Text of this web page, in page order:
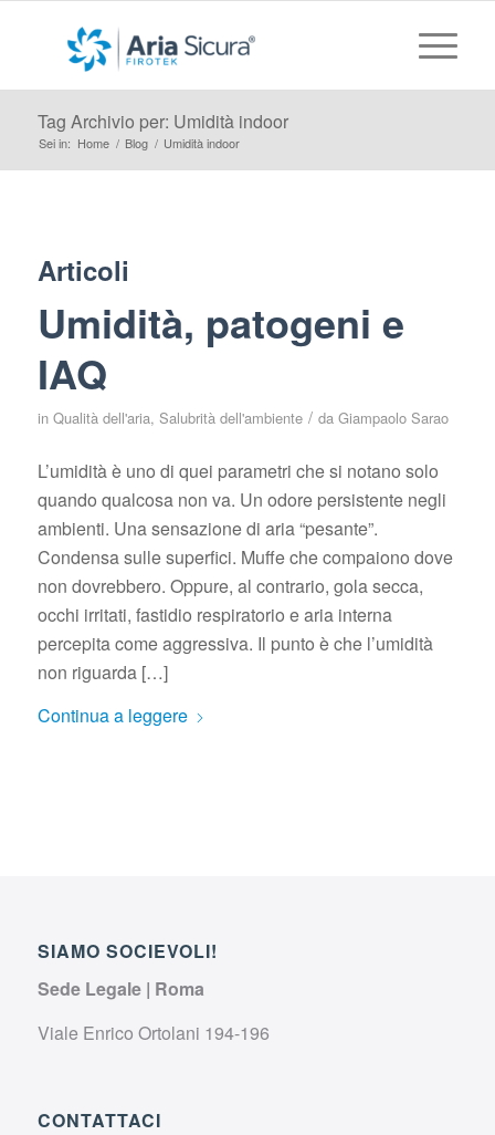
Tag Archivio per: Umidità indoor
Sei in: Home / Blog / Umidità indoor
Articoli
Umidità, patogeni e
IAQ
in Qualità dell'aria, Salubrità dell'ambiente / da Giampaolo Sarao
L’umidità è uno di quei parametri che si notano solo
quando qualcosa non va. Un odore persistente negli
ambienti. Una sensazione di aria “pesante”.
Condensa sulle superfici. Muffe che compaiono dove
non dovrebbero. Oppure, al contrario, gola secca,
occhi irritati, fastidio respiratorio e aria interna
percepita come aggressiva. Il punto è che l’umidità
non riguarda […]
Continua a leggere
SIAMO SOCIEVOLI!
Sede Legale | Roma
Viale Enrico Ortolani 194-196
CONTATTACI